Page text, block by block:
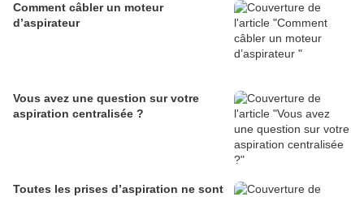
Comment câbler un moteur
d’aspirateur
Vous avez une question sur votre
aspiration centralisée ?
Toutes les prises d’aspiration ne sont